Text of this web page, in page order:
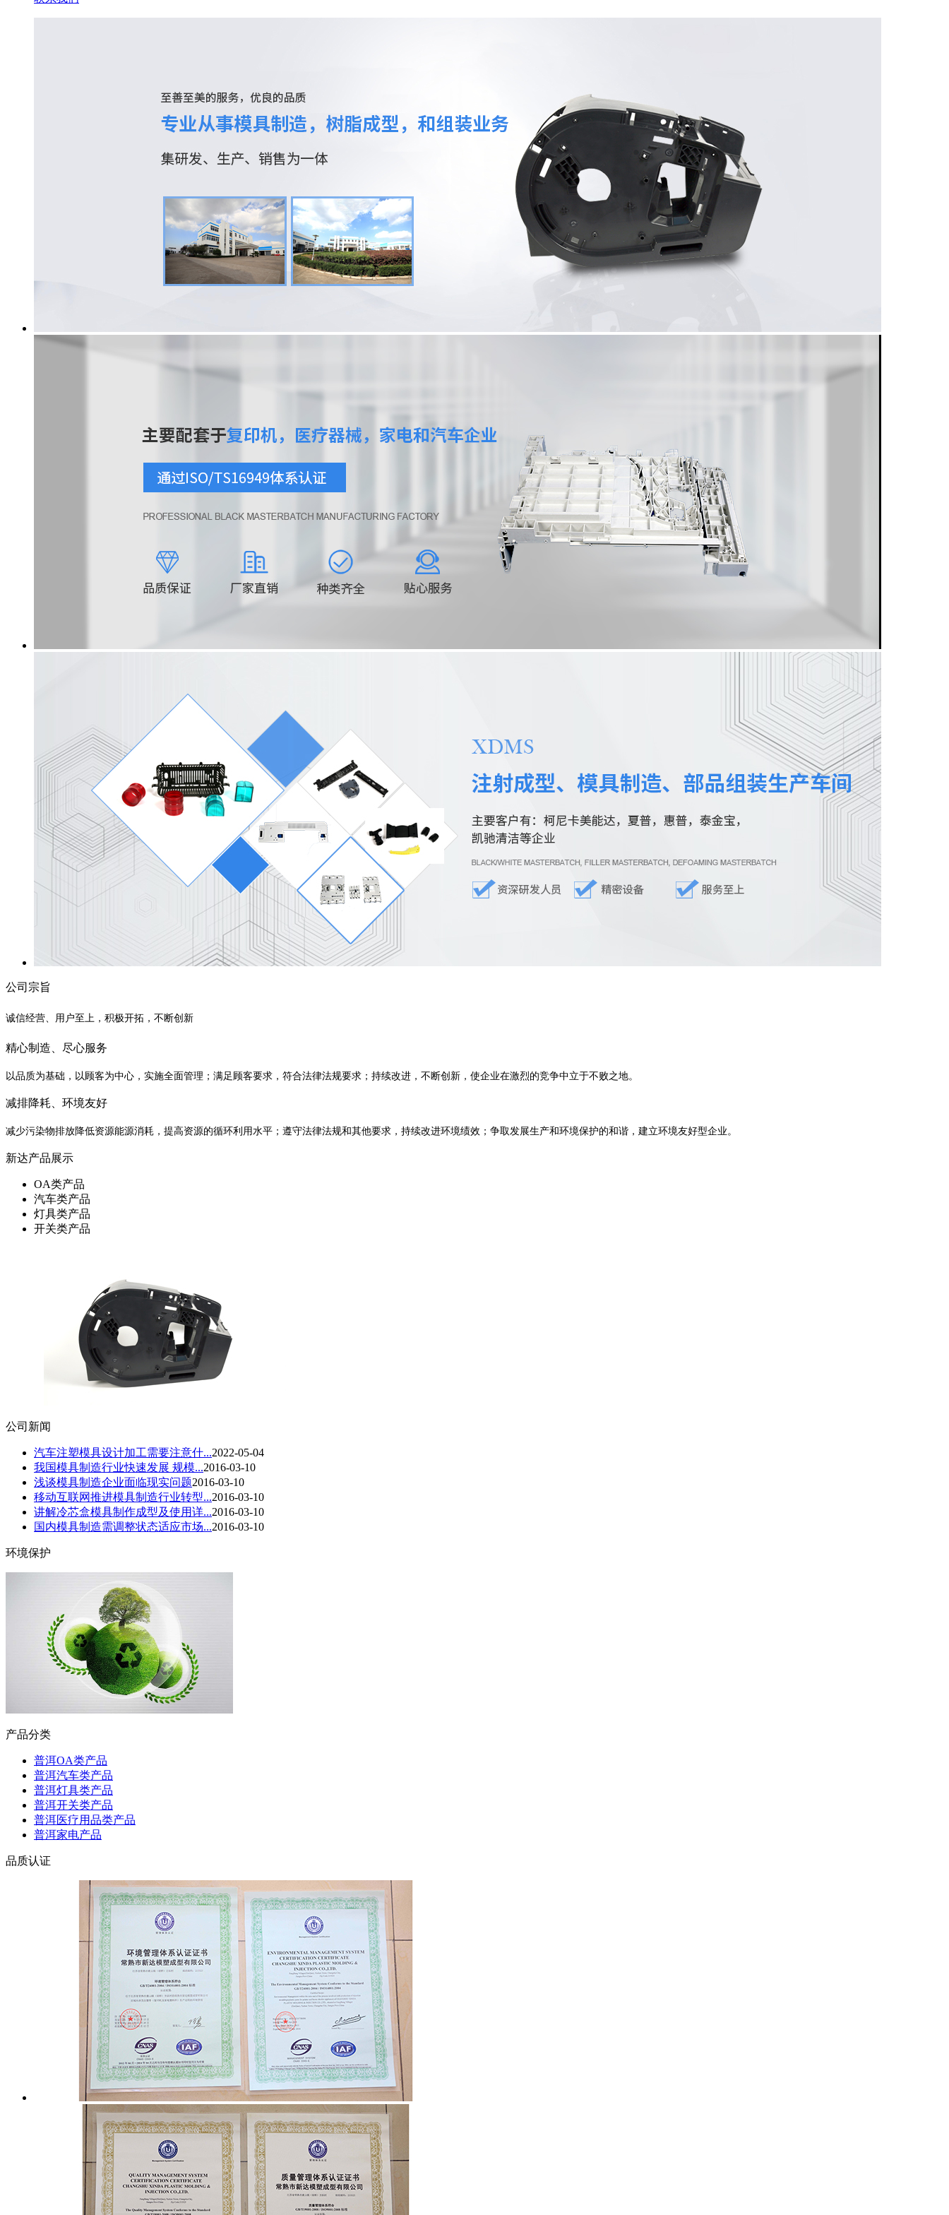
公司宗旨
诚信经营、用户至上，积极开拓，不断创新
精心制造、尽心服务
以品质为基础，以顾客为中心，实施全面管理；满足顾客要求，符合法律法规要求；持续改进，不断创新，使企业在激烈的竞争中立于不败之地。
减排降耗、环境友好
减少污染物排放降低资源能源消耗，提高资源的循环利用水平；遵守法律法规和其他要求，持续改进环境绩效；争取发展生产和环境保护的和谐，建立环境友好型企业。
新达产品展示
OA类产品
汽车类产品
灯具类产品
开关类产品
公司新闻
汽车注塑模具设计加工需要注意什...2022-05-04
我国模具制造行业快速发展 规模...2016-03-10
浅谈模具制造企业面临现实问题2016-03-10
移动互联网推进模具制造行业转型...2016-03-10
讲解冷芯盒模具制作成型及使用详...2016-03-10
国内模具制造需调整状态适应市场...2016-03-10
环境保护
产品分类
普洱OA类产品
普洱汽车类产品
普洱灯具类产品
普洱开关类产品
普洱医疗用品类产品
普洱家电产品
品质认证